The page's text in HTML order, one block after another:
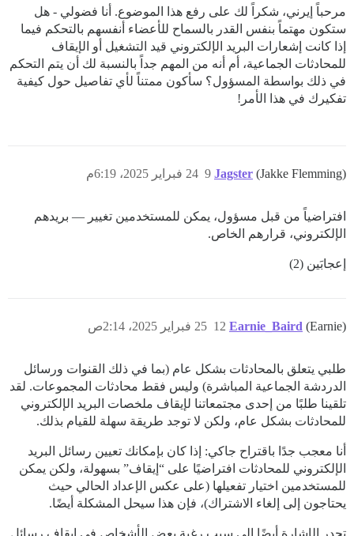
مرحباً إيرني، شكراً لك على رفع هذا الموضوع. أنا فضولي - هل
ستكون مهتماً بنفس القدر بالسماح للأعضاء أنفسهم بالتحكم فيما
إذا كانت إشعارات البريد الإلكتروني قيد التشغيل أو الإيقاف
للمحادثات الجماعية، أم أنه من المهم جداً بالنسبة لك أن يتم التحكم
في ذلك بواسطة المسؤول؟ سأكون ممتناً لأي تفاصيل حول كيفية
تفكيرك في هذا الأمر!
Jagster (Jakke Flemming) 24 فبراير 2025، 6:19م 9
افتراضياً من قبل مسؤول، يمكن للمستخدمين تغيير — بريدهم
الإلكتروني، قرارهم الخاص.
إعجابَين (2)
Earnie_Baird (Earnie) 25 فبراير 2025، 2:14ص 12
طلبي يتعلق بالمحادثات بشكل عام (بما في ذلك القنوات ورسائل
الدردشة الجماعية المباشرة) وليس فقط محادثات المجموعات. لقد
تلقينا طلبًا من إحدى مجتمعاتنا لإيقاف ملخصات البريد الإلكتروني
للمحادثات بشكل عام، ولكن لا توجد طريقة سهلة للقيام بذلك.
أنا معجب جدًا باقتراح جاكي: إذا كان بإمكانك تعيين رسائل البريد
الإلكتروني للمحادثات افتراضيًا على “إيقاف” بسهولة، ولكن يمكن
للمستخدمين اختيار تفعيلها (على عكس الإعداد الحالي حيث
يحتاجون إلى إلغاء الاشتراك)، فإن هذا سيحل المشكلة أيضًا.